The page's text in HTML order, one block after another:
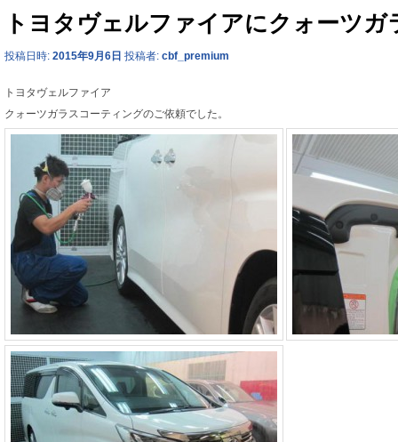
トヨタヴェルファイアにクォーツ
投稿日時: 2015年9月6日 投稿者: cbf_premium
トヨタヴェルファイア
クォーツガラスコーティングのご依頼でした。